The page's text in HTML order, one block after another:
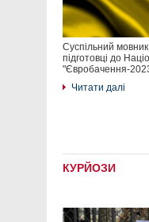
Суспільний
підготовці до
"Євробачення-
Читати далі
КУРЙОЗИ